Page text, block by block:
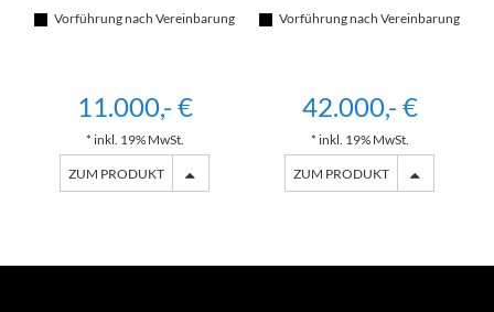
Vorführung nach Vereinbarung
11.000,- €
* inkl. 19% MwSt.
ZUM PRODUKT
Vorführung nach Vereinbarung
42.000,- €
* inkl. 19% MwSt.
ZUM PRODUKT